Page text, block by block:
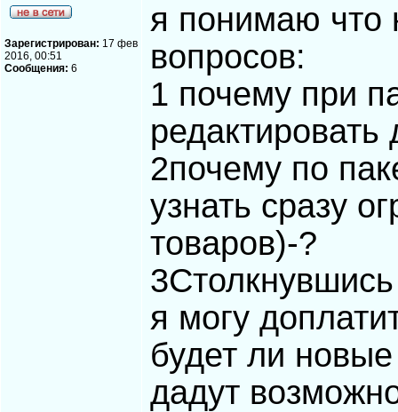
Зарегистрирован: 17 фев
2016, 00:51
Сообщения: 6
я понимаю что
вопросов:
1 почему при
2почему по
узнать сразу
товаров)-?
я могу
будет ли
дадут